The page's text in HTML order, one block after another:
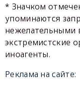
* Значком
упоминаются
нежелательными
экстремистские
иноагенты.
Реклама на сайте: